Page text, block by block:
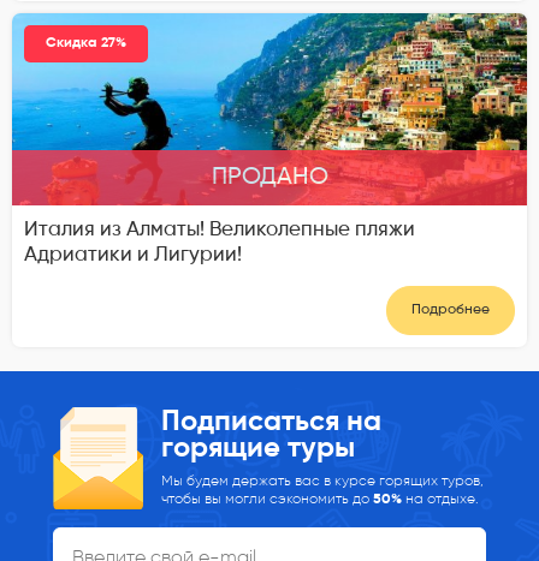
Скидка 27%
ПРОДАНО
Италия из Алматы! Великолепные пляжи
Адриатики и Лигурии!
Подробнее
Подписаться на
горящие туры
Мы будем держать вас в курсе горящих туров,
чтобы вы могли сэкономить до 50% на отдыхе.